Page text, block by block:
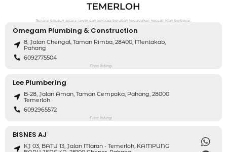
TEMERLOH
Senarai disusun secara rawak dan sentiasa berubah kedudukan kecuali iklan berbayar.
Omegam Plumbing & Construction
8, Jalan Chengal, Taman Rimba, 28400, Mentakab,
Pahang
6092775504
Free listing
Lee Plumbering
B-28, Jalan Aman, Taman Cempaka, Pahang, 28000
Temerloh
6092965572
Free listing
BISNES AJ
KJ 03, BATU 13, Jalan Maran - Temerloh, KAMPUNG